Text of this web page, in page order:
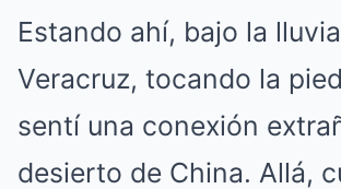
Estando ahí, bajo la
Veracruz, tocando la
sentí una conexión
desierto de China. Allá,